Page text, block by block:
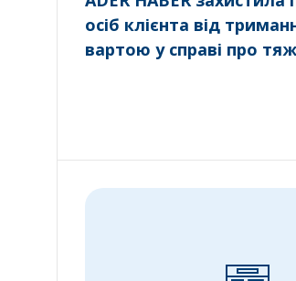
осіб клієнта від
вартою у справі про